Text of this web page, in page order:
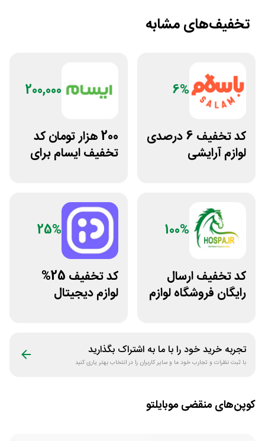
تخفیف‌های مشابه
6%
کد تخفیف 6 درصدی
لوازم آرایشی
200,000
200 هزار تومان کد
تخفیف ایسام برای
100%
کد تخفیف ارسال
رایگان فروشگاه لوازم
25%
کد تخفیف 25%
لوازم دیجیتال
تجربه خرید خود را با ما به اشتراک بگذارید
با ثبت نظرات و تجارب خود ما و سایر کاربران را در انتخاب بهتر یاری کنید
کوپن‌های منقضی موبایلتو